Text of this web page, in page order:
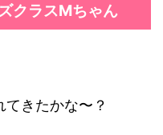
クラスMちゃん
きたかな〜？